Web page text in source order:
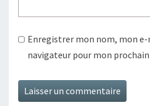
Enregistrer mon nom, mon
navigateur pour mon